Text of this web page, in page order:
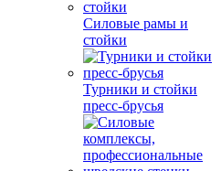
Силовые рамы и
стойки
Турники и стойки
пресс-брусья